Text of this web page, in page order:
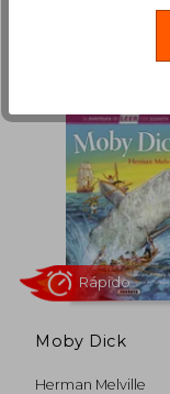
Rápido
Moby Dick
Herman Melville